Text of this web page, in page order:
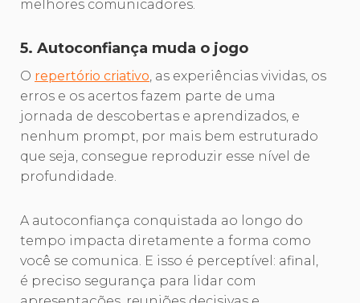
melhores comunicadores.
5. Autoconfiança muda o jogo
O repertório criativo, as experiências vividas, os
erros e os acertos fazem parte de uma
jornada de descobertas e aprendizados, e
nenhum prompt, por mais bem estruturado
que seja, consegue reproduzir esse nível de
profundidade.
A autoconfiança conquistada ao longo do
tempo impacta diretamente a forma como
você se comunica. E isso é perceptível: afinal,
é preciso segurança para lidar com